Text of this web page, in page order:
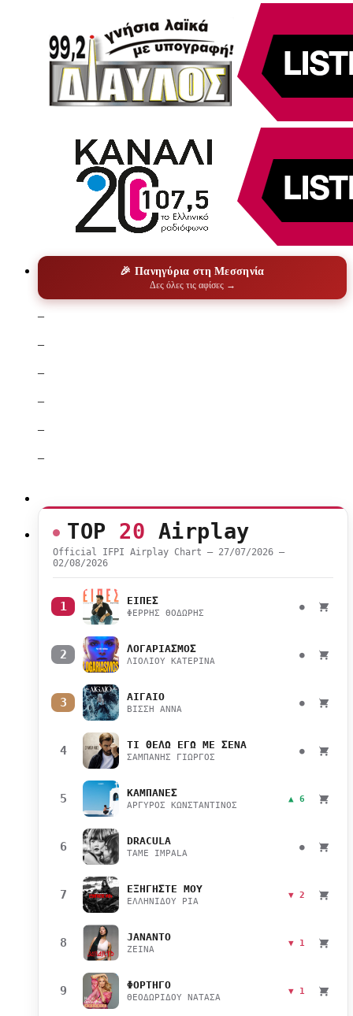
🎉 Πανηγύρια στη Μεσσηνία
Δες όλες τις αφίσες →
–
–
–
–
–
–
TOP 20 Airplay
Official IFPI Airplay Chart — 27/07/2026 –
02/08/2026
1 ΕΙΠΕΣ
ΦΕΡΡΗΣ ΘΟΔΩΡΗΣ
●
2 ΛΟΓΑΡΙΑΣΜΟΣ
ΛΙΟΛΙΟΥ ΚΑΤΕΡΙΝΑ
●
3 ΑΙΓΑΙΟ
ΒΙΣΣΗ ΑΝΝΑ
●
4 ΤΙ ΘΕΛΩ ΕΓΩ ΜΕ ΣΕΝΑ
ΣΑΜΠΑΝΗΣ ΓΙΩΡΓΟΣ
●
5 ΚΑΜΠΑΝΕΣ
ΑΡΓΥΡΟΣ ΚΩΝΣΤΑΝΤΙΝΟΣ
▲ 6
6 DRACULA
TAME IMPALA
●
7 ΕΞΗΓΗΣΤΕ ΜΟΥ
ΕΛΛΗΝΙΔΟΥ ΡΙΑ
▼ 2
8 JANANTO
ZEINA
▼ 1
9 ΦΟΡΤΗΓΟ
ΘΕΟΔΩΡΙΔΟΥ ΝΑΤΑΣΑ
▼ 1